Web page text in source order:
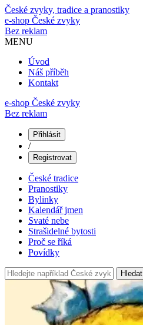
České zvyky, tradice a pranostiky
e-shop České zvyky
Bez reklam
MENU
Úvod
Náš příběh
Kontakt
e-shop České zvyky
Bez reklam
Přihlásit
/
Registrovat
České tradice
Pranostiky
Bylinky
Kalendář jmen
Svaté nebe
Strašidelné bytosti
Proč se říká
Povídky
Hledat